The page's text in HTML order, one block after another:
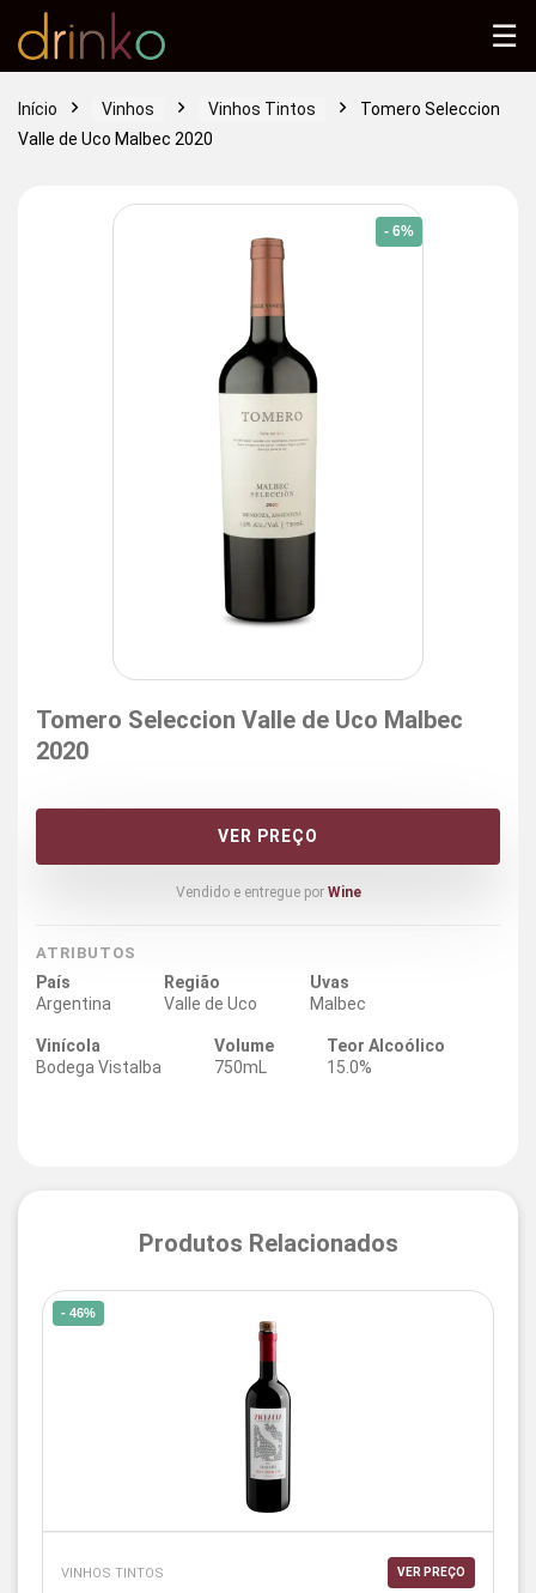
Início Vinhos Vinhos Tintos
Tomero Seleccion
Valle de Uco Malbec 2020
- 6%
Tomero Seleccion Valle de Uco Malbec
2020
VER PREÇO
Vendido e entregue por Wine
ATRIBUTOS
País
Argentina
Região
Valle de Uco
Uvas
Malbec
Vinícola
Bodega Vistalba
Volume
750mL
Teor Alcoólico
15.0%
Produtos Relacionados
- 46%
VINHOS TINTOS VER PREÇO
☰